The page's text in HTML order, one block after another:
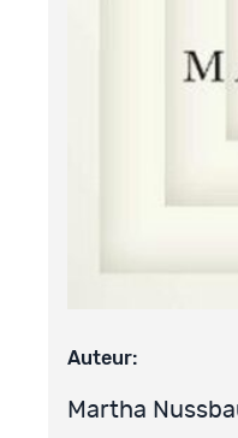
Auteur:
Martha